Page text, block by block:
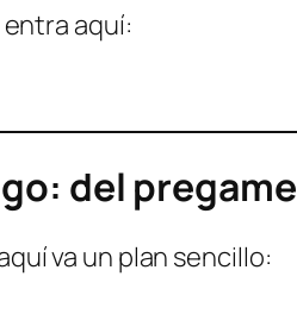
aquí:
del
va un plan sencillo: